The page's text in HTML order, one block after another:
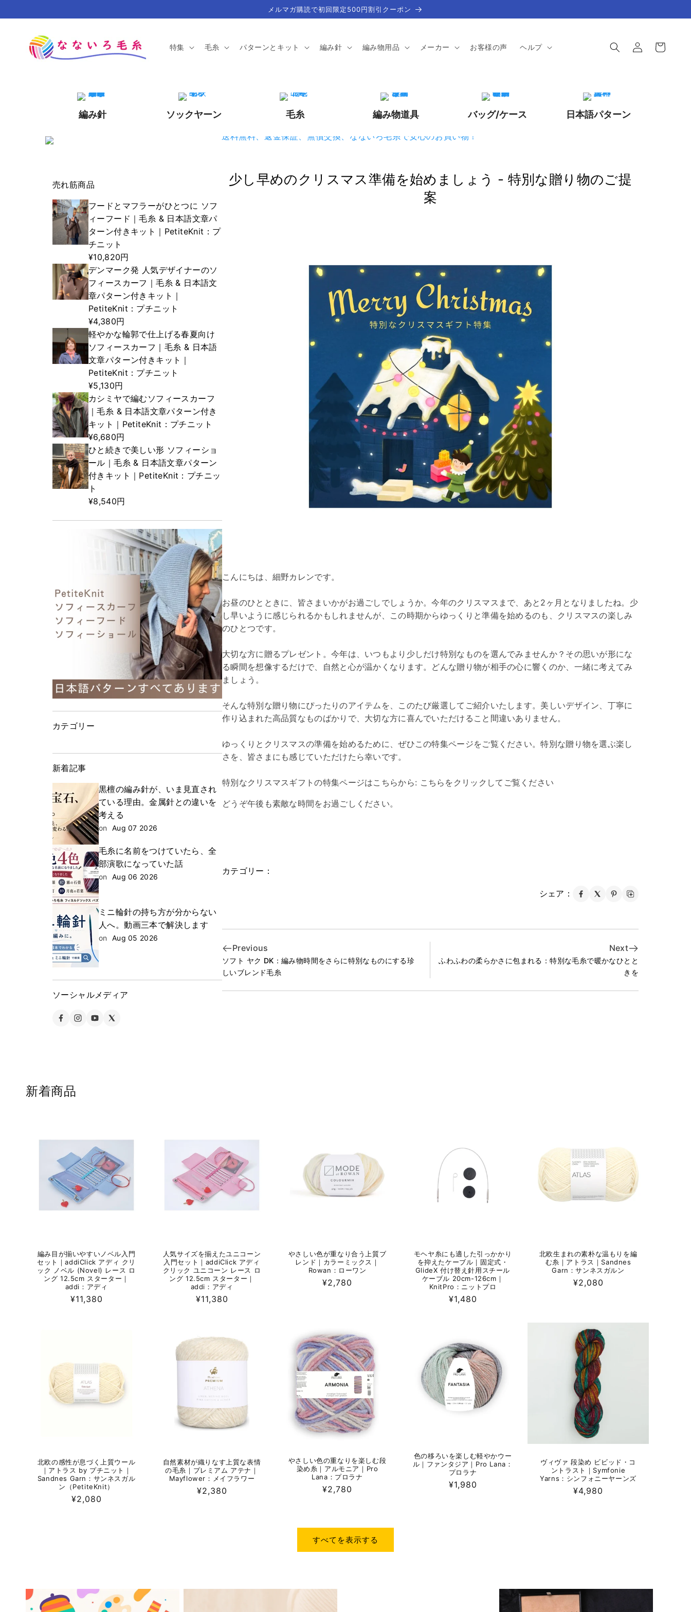
進む
メルマガ購読で初回限定500円割引クーポン
特集 毛糸 パターンとキット 編み針 編み物用品 メーカー お客様の声 ヘルプ
グ
イ
ー
編み針 ソックヤーン 毛糸 編み物道具 バッグ/ケース 日本語パターン
売れ筋商品
フードとマフラーがひとつに ソフ
ィーフード｜毛糸 & 日本語文章パ
ターン付きキット｜PetiteKnit：プ
チニット
¥10,820円
デンマーク発 人気デザイナーのソ
フィースカーフ｜毛糸 & 日本語文
章パターン付きキット｜
PetiteKnit：プチニット
¥4,380円
軽やかな輪郭で仕上げる春夏向け
ソフィースカーフ｜毛糸 & 日本語
文章パターン付きキット｜
PetiteKnit：プチニット
¥5,130円
カシミヤで編むソフィースカーフ
｜毛糸 & 日本語文章パターン付き
キット｜PetiteKnit：プチニット
¥6,680円
ひと続きで美しい形 ソフィーショ
ール｜毛糸 & 日本語文章パターン
付きキット｜PetiteKnit：プチニッ
ト
¥8,540円
カテゴリー
新着記事
黒檀の編み針が、いま見直され
ている理由。金属針との違いを
考える
on Aug 07 2026
毛糸に名前をつけていたら、全
部演歌になっていた話
on Aug 06 2026
ミニ輪針の持ち方が分からない
人へ。動画三本で解決します
on Aug 05 2026
ソーシャルメディア
少し早めのクリスマス準備を始めましょう - 特別な贈り物のご提
案
こんにちは、細野カレンです。
お昼のひとときに、皆さまいかがお過ごしでしょうか。今年のクリスマスまで、あと2ヶ月となりましたね。少
し早いように感じられるかもしれませんが、この時期からゆっくりと準備を始めるのも、クリスマスの楽しみ
のひとつです。
大切な方に贈るプレゼント。今年は、いつもより少しだけ特別なものを選んでみませんか？その思いが形にな
る瞬間を想像するだけで、自然と心が温かくなります。どんな贈り物が相手の心に響くのか、一緒に考えてみ
ましょう。
そんな特別な贈り物にぴったりのアイテムを、このたび厳選してご紹介いたします。美しいデザイン、丁寧に
作り込まれた高品質なものばかりで、大切な方に喜んでいただけること間違いありません。
ゆっくりとクリスマスの準備を始めるために、ぜひこの特集ページをご覧ください。特別な贈り物を選ぶ楽し
さを、皆さまにも感じていただけたら幸いです。
特別なクリスマスギフトの特集ページはこちらから: こちらをクリックしてご覧ください
どうぞ午後も素敵な時間をお過ごしください。
カテゴリー：
シェア：
Previous
ソフト ヤク DK：編み物時間をさらに特別なものにする珍
しいブレンド毛糸
Next
ふわふわの柔らかさに包まれる：特別な毛糸で暖かなひとと
きを
新着商品
編み目が揃いやすいノベル入門
セット｜addiClick アディ クリ
ック ノベル (Novel) レース ロ
ング 12.5cm スターター｜
addi：アディ
通
¥11,380
人気サイズを揃えたユニコーン
入門セット｜addiClick アディ
クリック ユニコーン レース ロ
ング 12.5cm スターター｜
addi：アディ
通
¥11,380
やさしい色が重なり合う上質ブ
レンド｜カラーミックス｜
Rowan：ローワン
通
¥2,780
モヘヤ糸にも適した引っかかり
を抑えたケーブル｜固定式・
GlideX 付け替え針用スチール
ケーブル 20cm-126cm｜
KnitPro：ニットプロ
通
¥1,480
北欧生まれの素朴な温もりを編
む糸｜アトラス｜Sandnes
Garn：サンネスガルン
通
¥2,080
北欧の感性が息づく上質ウール
｜アトラス by プチニット｜
Sandnes Garn：サンネスガル
ン（PetiteKnit）
通
¥2,080
自然素材が織りなす上質な表情
の毛糸｜プレミアム アテナ｜
Mayflower：メイフラワー
通
¥2,380
やさしい色の重なりを楽しむ段
染め糸｜アルモニア｜Pro
Lana：プロラナ
通
¥2,780
色の移ろいを楽しむ軽やかウー
ル｜ファンタジア｜Pro Lana：
プロラナ
通
¥1,980
ヴィヴァ 段染め ビビッド・コ
ントラスト｜Symfonie
Yarns：シンフォニーヤーンズ
通
¥4,980
すべてを表示する